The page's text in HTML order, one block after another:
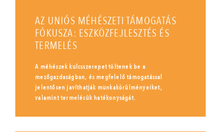
AZ UNIÓS MÉHÉSZETI TÁMOGATÁS
FÓKUSZA: ESZKÖZFEJLESZTÉS ÉS
TERMELÉS
A méhészek kulcsszerepet töltenek be a
mezőgazdaságban, és megfelelő támogatással
jelentősen javíthatják munkakörülményeiket,
valamint termelésük hatékonyságát.